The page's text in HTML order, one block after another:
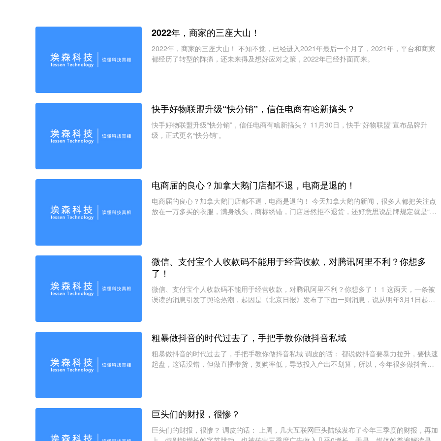
2022年，商家的三座大山！
2022年，商家的三座大山！ 不知不觉，已经进入2021年最后一个月了，2021年，平台和商家
都经历了转型的阵痛，还未来得及想好应对之策，2022年已经扑面而来。
快手好物联盟升级“快分销”，信任电商有啥新搞头？
快手好物联盟升级“快分销”，信任电商有啥新搞头？ 11月30日，快手“好物联盟”宣布品牌升
级，正式更名“快分销”。
电商届的良心？加拿大鹅门店都不退，电商是退的！
电商届的良心？加拿大鹅门店都不退，电商是退的！ 今天加拿大鹅的新闻，很多人都把关注点
放在一万多买的衣服，满身线头，商标绣错，门店居然拒不退货，还好意思说品牌规定就是“所
微信、支付宝个人收款码不能用于经营收款，对腾讯阿里不利？你想多
了！
微信、支付宝个人收款码不能用于经营收款，对腾讯阿里不利？你想多了！ 1 这两天，一条被
误读的消息引发了舆论热潮，起因是《北京日报》发布了下面一则消息，说从明年3月1日起，
粗暴做抖音的时代过去了，手把手教你做抖音私域
粗暴做抖音的时代过去了，手把手教你做抖音私域 调皮的话： 都说做抖音要暴力拉升，要快速
起盘，这话没错，但做直播带货，复购率低，导致投入产出不划算，所以，今年很多做抖音的
巨头们的财报，很惨？
巨头们的财报，很惨？ 调皮的话： 上周，几大互联网巨头陆续发布了今年三季度的财报，再加